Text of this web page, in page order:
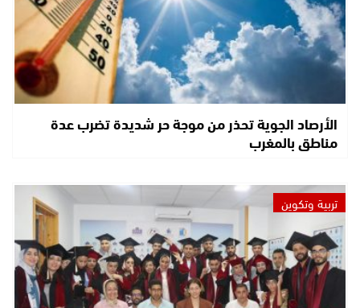
الأرصاد الجوية تحذر من موجة حر شديدة تضرب عدة
مناطق بالمغرب
تربية وتكوين